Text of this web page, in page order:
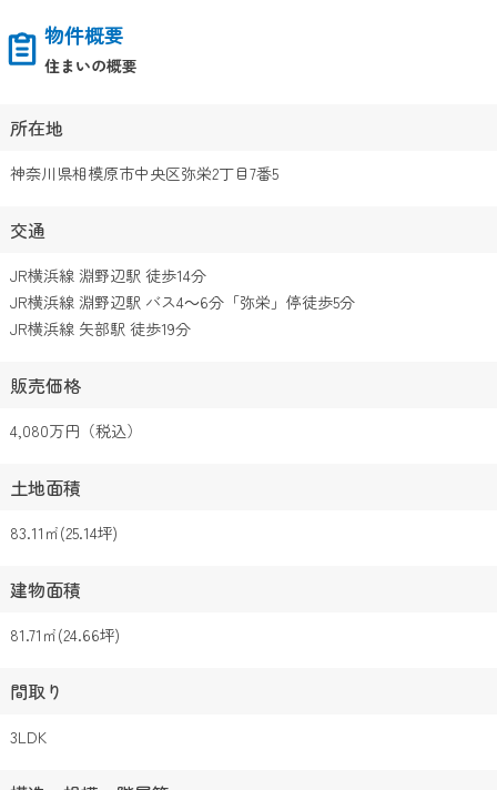
物件概要
住まいの概要
所在地
神奈川県相模原市中央区弥栄2丁目7番5
交通
JR横浜線 淵野辺駅 徒歩14分
JR横浜線 淵野辺駅 バス4～6分「弥栄」停徒歩5分
JR横浜線 矢部駅 徒歩19分
販売価格
4,080万円（税込）
土地面積
83.11㎡(25.14坪)
建物面積
81.71㎡(24.66坪)
間取り
3LDK